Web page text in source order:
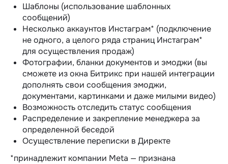
Шаблоны (использование шаблонных
сообщений)
Несколько аккаунтов Инстаграм* (подключение
не одного, а целого ряда страниц Инстаграм*
для осуществления продаж)
Фотографии, бланки документов и эмоджи (вы
сможете из окна Битрикс при нашей интеграции
дополнять свои сообщения эмоджи,
документами, картинками и даже милыми видео)
Возможность отследить статус сообщения
Распределение и закрепление менеджера за
определенной беседой
Осуществление переписки в Директе
*принадлежит компании Meta — признана